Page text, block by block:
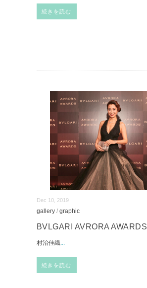
続きを読む
Dec 10, 2019
gallery / graphic
BVLGARI AVRORA AWARDS
村治佳織...
続きを読む